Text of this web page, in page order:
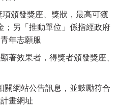
獎座、獎狀，最高可獲
；另「推動單位」係指經政府
年志願服
果者，得獎者頒發獎座、
關網站公告訊息，並鼓勵符合
畫網址